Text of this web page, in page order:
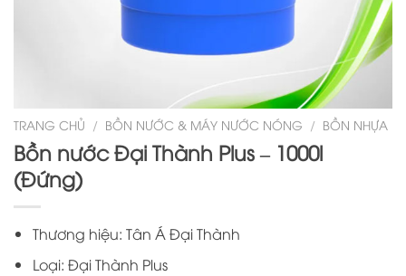
TRANG CHỦ / BỒN NƯỚC & MÁY NƯỚC NÓNG / BỒN NHỰA
Bồn nước Đại Thành Plus – 1000l
(Đứng)
Thương hiệu: Tân Á Đại Thành
Loại: Đại Thành Plus